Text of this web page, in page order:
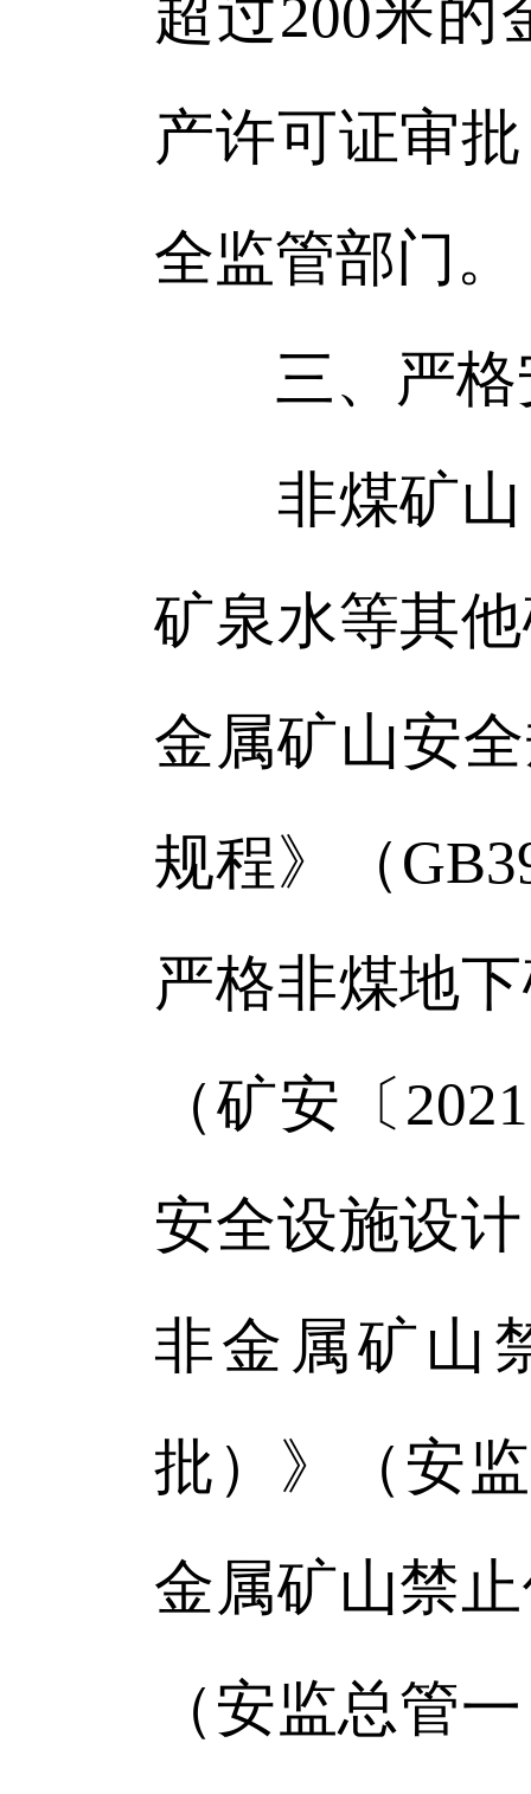
超过200米
产许可证审
全监管部门。
三、严
非煤矿山
矿泉水等其
金属矿山安
规程》（
严格非煤地
（矿安〔
安全设施设
非金属矿山
批）》（安
金属矿山禁
（安监总管